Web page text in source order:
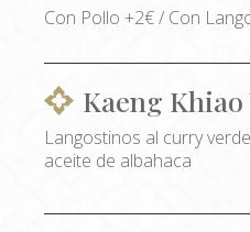
Con Pollo +2€ / Con
Kaeng
Langostinos al curry
aceite de albahaca